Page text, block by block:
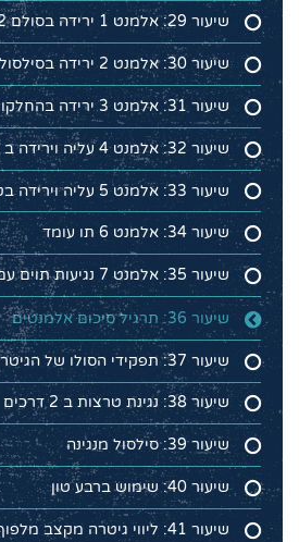
שיעור 29: אלמנט 1 ירידה בסולם 1-2
שיעור 30: אלמנט 2 ירידה בסילסולי בוזוקי
שיעור 31: אלמנט 3 ירידה בהחלקות
שיעור 32: אלמנט 4 עליה וירידה ב 121
שיעור 33: אלמנט 5 עליה וירידה בטריולות
שיעור 34: אלמנט 6 תו עומד
שיעור 35: אלמנט 7 נגיעות תוים עם מיתר פתוח
שיעור 36: תרגיל סיכום אלמנטים
שיעור 37: תפקידי הסולו של הגיטרה המזרחית
שיעור 38: נגינת טרצות ב 2 דרכים
שיעור 39: סילסול מנגינה
שיעור 40: שימוש ברבע טון
שיעור 41: ליווי גיטרה מקצב מלפוף